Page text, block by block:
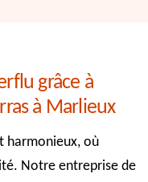
grâce à
à Marlieux
harmonieux, où
Notre entreprise de